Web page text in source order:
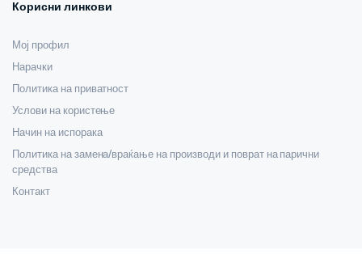
Корисни линкови
Мој профил
Нарачки
Политика на приватност
Услови на користење
Начин на испорака
Политика на замена/враќање на производи и поврат на парични
средства
Контакт